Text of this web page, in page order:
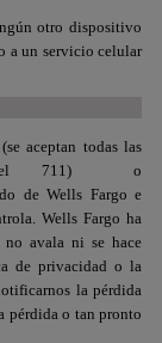
otro dispositivo
a un servicio celular
(se aceptan todas las
711)
o
deWells Fargo e
Wells Fargo ha
no avala ni se hace
de privacidad o la
la pérdida
pérdida o tan pronto